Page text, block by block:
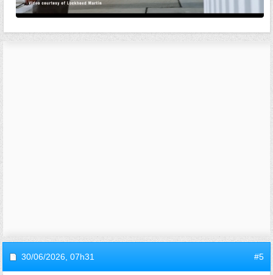
30/06/2026, 07h31 #5